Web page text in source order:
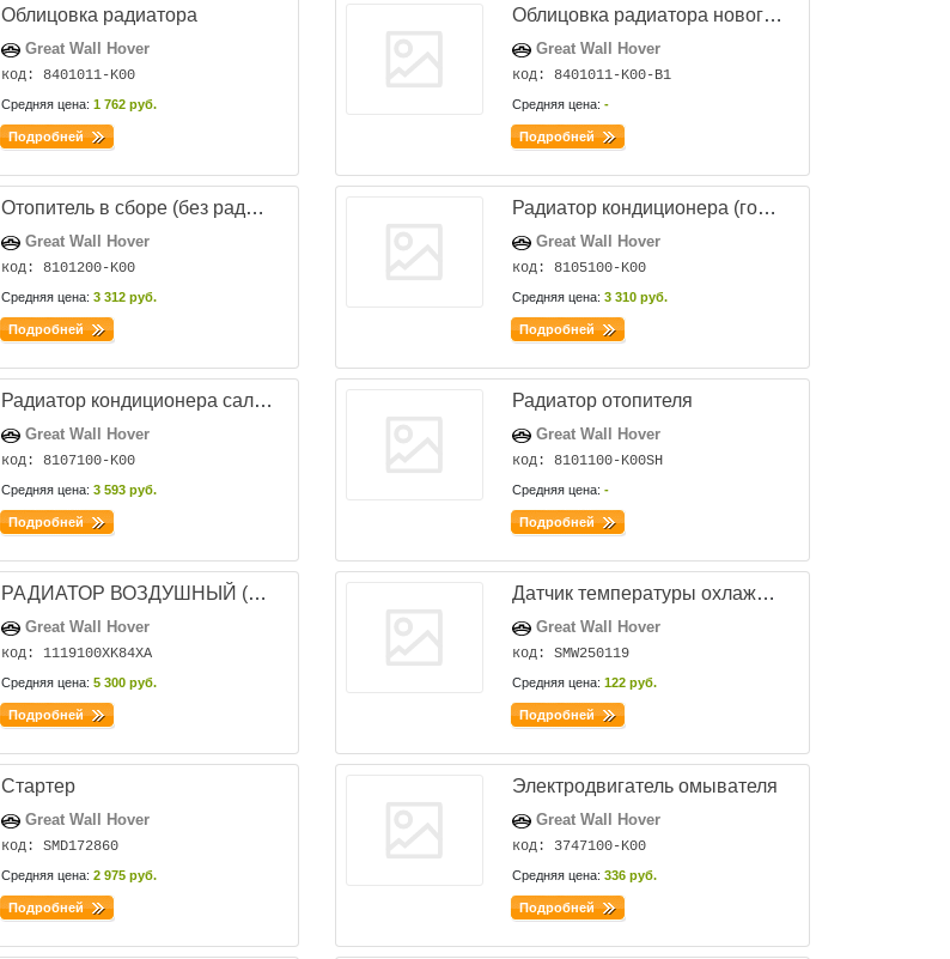
Облицовка радиатора
Great Wall Hover
код: 8401011-K00
Средняя цена: 1 762 руб.
Подробней
Облицовка радиатора нового образца
Great Wall Hover
код: 8401011-K00-B1
Средняя цена:-
Подробней
Отопитель в сборе (без радиатора)
Great Wall Hover
код: 8101200-K00
Средняя цена: 3 312 руб.
Подробней
Радиатор кондиционера (голый)
Great Wall Hover
код: 8105100-K00
Средняя цена:3 310 руб.
Подробней
Радиатор кондиционера салонный
Great Wall Hover
код: 8107100-K00
Средняя цена: 3 593 руб.
Подробней
Радиатор отопителя
Great Wall Hover
код: 8101100-K00SH
Средняя цена:-
Подробней
РАДИАТОР ВОЗДУШНЫЙ (ИНТЕРКУЛЕР) H3 NEW (TURBO) б.у.
Great Wall Hover
код: 1119100XK84XA
Средняя цена: 5 300 руб.
Подробней
Датчик температуры охлаждающей жидкости
Great Wall Hover
код: SMW250119
Средняя цена:122 руб.
Подробней
Стартер
Great Wall Hover
код: SMD172860
Средняя цена: 2 975 руб.
Подробней
Электродвигатель омывателя
Great Wall Hover
код: 3747100-K00
Средняя цена:336 руб.
Подробней